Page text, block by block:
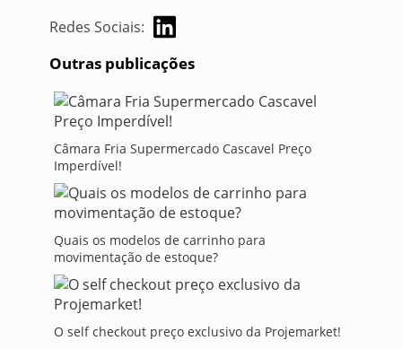
Redes Sociais:
Outras publicações
Câmara Fria Supermercado Cascavel Preço
Imperdível!
Quais os modelos de carrinho para
movimentação de estoque?
O self checkout preço exclusivo da Projemarket!